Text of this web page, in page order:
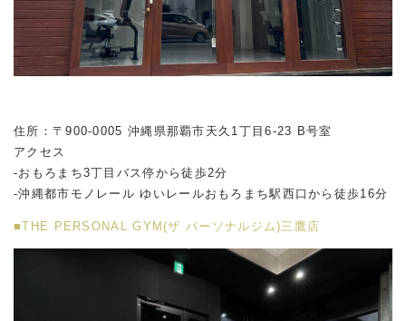
住所：〒900-0005 沖縄県那覇市天久1丁目6-23 B号室
アクセス
-おもろまち3丁目バス停から徒歩2分
-沖縄都市モノレール ゆいレールおもろまち駅西口から徒歩16分
■THE PERSONAL GYM(ザ パーソナルジム)三鷹店